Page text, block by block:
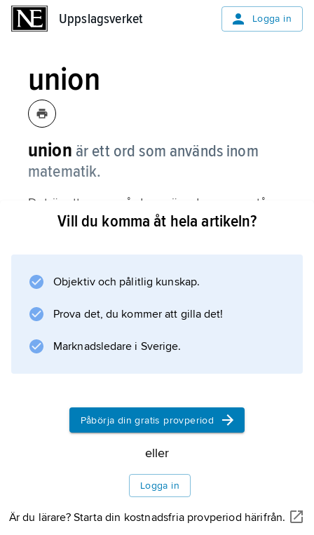
Uppslagsverket Logga in
union
union är ett ord som används inom
matematik.
Det är ett namn på den mängd som uppstår
när man lägger ihop två eller flera mängder.
Vill du komma åt hela artikeln?
Objektiv och pålitlig kunskap.
Prova det, du kommer att gilla det!
Marknadsledare i Sverige.
Påbörja din gratis provperiod
eller
Logga in
Är du lärare? Starta din kostnadsfria provperiod härifrån.